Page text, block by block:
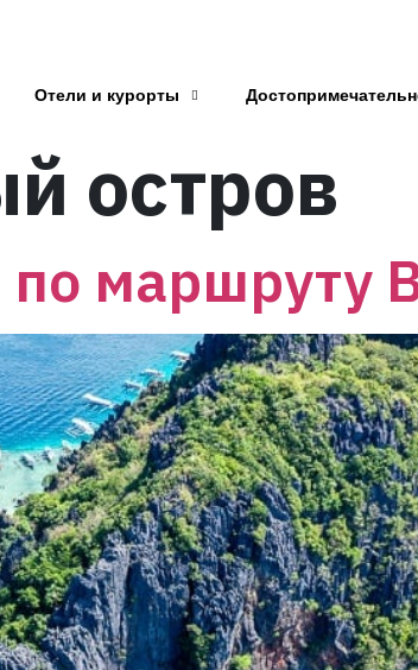
Отели и курорты
остров
маршруту